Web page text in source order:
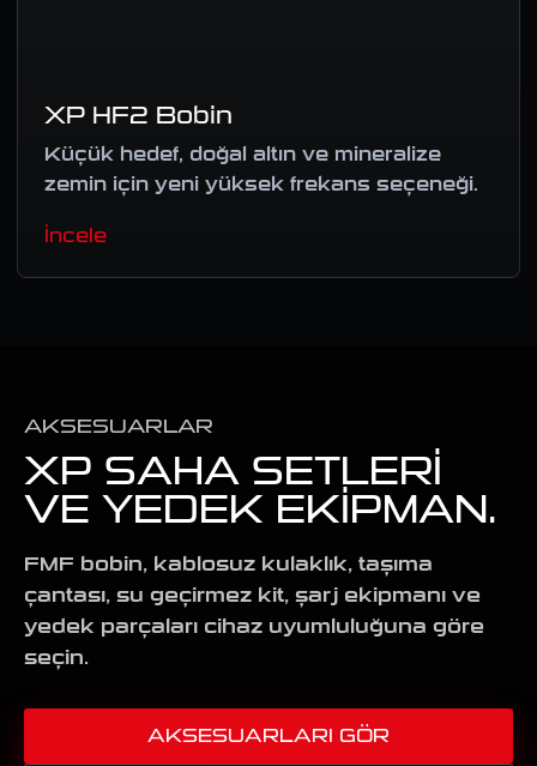
XP HF2 Bobin
Küçük hedef, doğal altın ve mineralize
zemin için yeni yüksek frekans seçeneği.
İncele
AKSESUARLAR
XP SAHA SETLERI
VE YEDEK EKIPMAN.
FMF bobin, kablosuz kulaklık, taşıma
çantası, su geçirmez kit, şarj ekipmanı ve
yedek parçaları cihaz uyumluluğuna göre
seçin.
AKSESUARLARI GÖR